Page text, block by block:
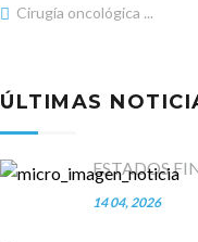
Cirugía oncológica ...
ÚLTIMAS
ESTADOS
14 04, 2026